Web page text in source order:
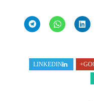
LINKEDIN